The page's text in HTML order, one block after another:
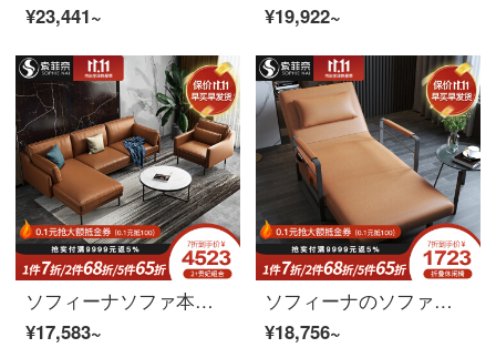
¥23,441~
¥19,922~
ソフィーナソファ本革ソファー北欧の軽い贅沢な本革ソファーの小型部屋型三人の現代簡単なソファーのリビングルームの家具のシングル席
¥17,583~
ソフィーナのソファーベッドとレジャーチェアのリビングには、ソファベッドをたたむことができます。
¥18,756~